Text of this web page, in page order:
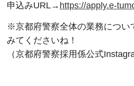
申込みURL→ https://apply.e-
※京都府警察全体の業務につい
みてくださいね！
（京都府警察採用係公式